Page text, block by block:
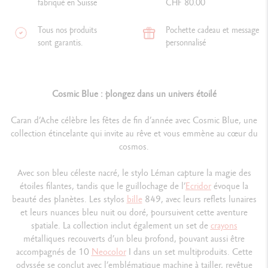
fabriqué en Suisse CHF 80.00
Tous nos produits
sont garantis.
Pochette cadeau et message
personnalisé
Cosmic Blue : plongez dans un univers étoilé
Caran d’Ache célèbre les fêtes de fin d’année avec Cosmic Blue, une
collection étincelante qui invite au rêve et vous emmène au cœur du
cosmos.
Avec son bleu céleste nacré, le stylo Léman capture la magie des
étoiles filantes, tandis que le guillochage de l’Ecridorévoque la
beauté des planètes. Les stylos bille849, avec leurs reflets lunaires
et leurs nuances bleu nuit ou doré, poursuivent cette aventure
spatiale. La collection inclut également un set decrayons
métalliques recouverts d’un bleu profond, pouvant aussi être
accompagnés de 10 NeocolorI dans un set multiproduits. Cette
odyssée se conclut avec l’emblématique machine à tailler, revêtue